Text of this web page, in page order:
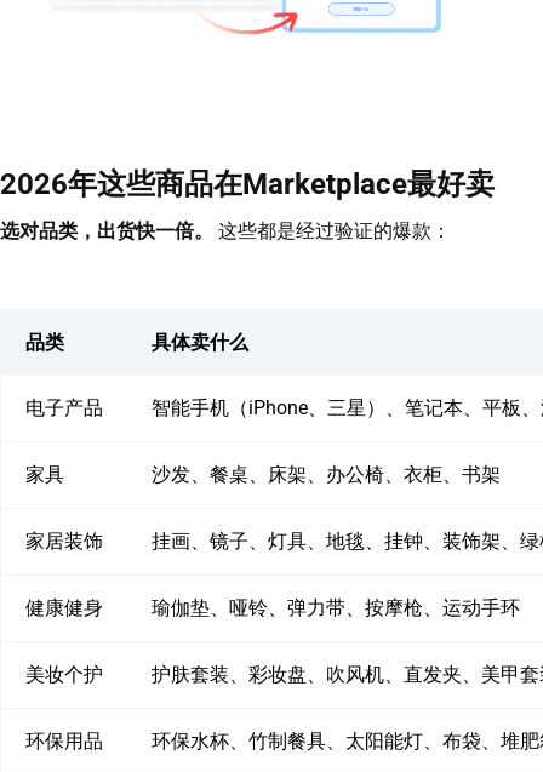
2026年这些商品在Marketplace最好卖
选对品类，出货快一倍。 这些都是经过验证的爆款：
品类 具体卖什么
电子产品 智能手机（iPhone、三星）、笔记本、平板
家具 沙发、餐桌、床架、办公椅、衣柜、书架
家居装饰 挂画、镜子、灯具、地毯、挂钟、装饰架、
健康健身 瑜伽垫、哑铃、弹力带、按摩枪、运动手环
美妆个护 护肤套装、彩妆盘、吹风机、直发夹、美甲
环保用品 环保水杯、竹制餐具、太阳能灯、布袋、堆